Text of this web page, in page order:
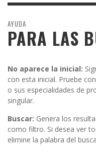
AYUDA
PARA LAS
No aparece la inicial:
con esta inicial. Pruebe
o sus especialidades de
singular.
Buscar: Genera los
como filtro. Si desea ver
elimine la palabra del